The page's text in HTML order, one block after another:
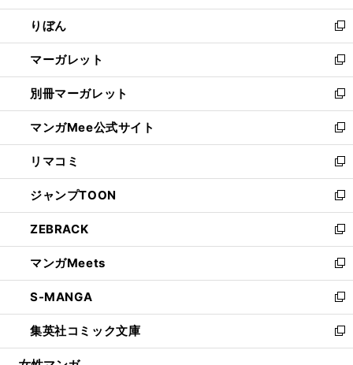
開
く
ウ
で
開
く
ン
ド
ウ
で
開
く
ウ
ィ
ン
ド
ウ
で
開
く
りぼん
新
し
い
ウ
ィ
ン
ド
ウ
で
開
く
マーガレット
新
し
い
ウ
ィ
ン
ド
ウ
で
開
く
別冊マーガレット
新
し
い
ウ
ィ
ン
ド
ウ
で
開
く
マンガMee公式サイト
新
し
い
ウ
ィ
ン
ド
ウ
で
開
く
リマコミ
新
し
い
ウ
ィ
ン
ド
ウ
で
開
く
ジャンプTOON
新
し
い
ウ
ィ
ン
ド
ウ
で
開
ZEBRACK
新
し
い
ウ
ィ
ン
ド
ウ
マンガMeets
新
し
い
ウ
ィ
ン
S-MANGA
新
し
い
ウ
集英社コミック文庫
新
し